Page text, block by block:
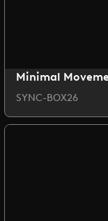
Minimal
SYNC-BOX26